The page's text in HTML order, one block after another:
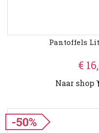
Pantoffels
€
Naar shop
-50%